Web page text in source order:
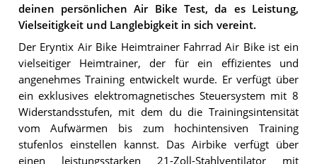
deinen persönlichen Air Bike Test, da es Leistung,
Vielseitigkeit und Langlebigkeit in sich vereint.
Der Eryntix Air Bike Heimtrainer Fahrrad Air Bike ist ein
vielseitiger Heimtrainer, der für ein effizientes und
angenehmes Training entwickelt wurde. Er verfügt über
ein exklusives elektromagnetisches Steuersystem mit 8
Widerstandsstufen, mit dem du die Trainingsintensität
vom Aufwärmen bis zum hochintensiven Training
stufenlos einstellen kannst. Das Airbike verfügt über
einen leistungsstarken 21-Zoll-Stahlventilator mit